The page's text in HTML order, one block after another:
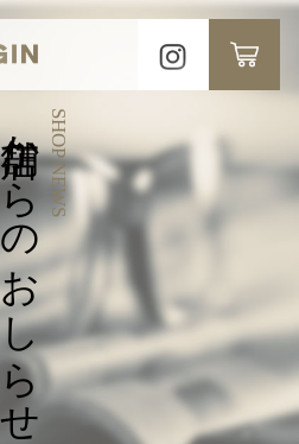
SHOP NEWS
店舗からのおしらせ